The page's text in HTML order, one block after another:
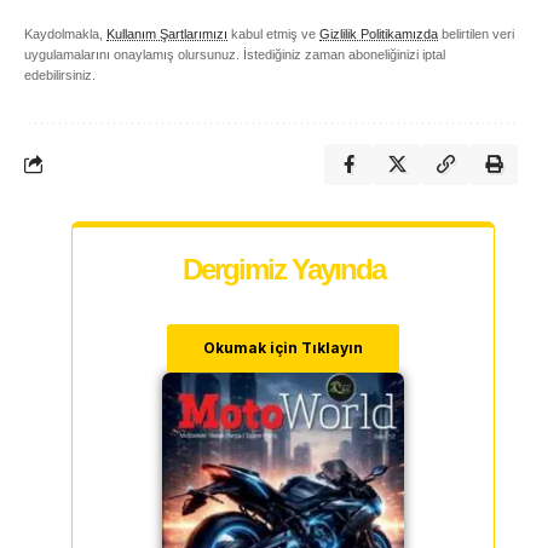
Kaydolmakla, Kullanım Şartlarımızı kabul etmiş ve Gizlilik Politikamızda belirtilen veri
uygulamalarını onaylamış olursunuz. İstediğiniz zaman aboneliğinizi iptal
edebilirsiniz.
Dergimiz Yayında
Okumak için Tıklayın